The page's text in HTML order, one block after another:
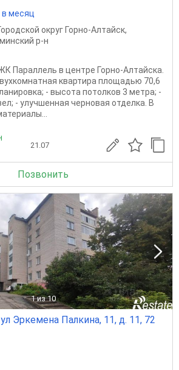
в месяц
округ Горно-Алтайск,
р-н
Параллель в центре Горно-Алтайска.
квартира площадью 70,6
- высота потолков 3 метра; -
- улучшенная черновая отделка. В
21.07
Позвонить
1 из 10
Эркемена Палкина, 11, д. 11, 72